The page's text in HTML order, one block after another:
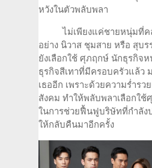
หวังในตัวพลับพลา
ไม่เพียงแค่ชายหนุ่มที่คลั่
อย่าง นิวาส ชุมสาย หรือ สุบ
ยังเลือกใช้ ศุภฤกษ์ นักธุรกิจห
ธุรกิจสีเทาที่มีครอบครัวแล้ว
เธออีก เพราะด้วยความร่ำร
สังคม ทำให้พลับพลาเลือกใช้
ในการช่วยฟื้นฟูบริษัทที่กำลัง
ให้กลับคืนมาอีกครั้ง